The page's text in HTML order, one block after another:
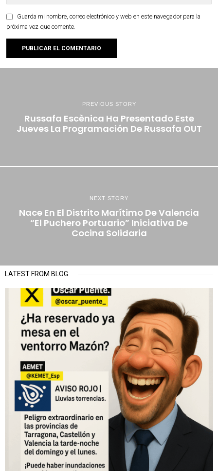
Guarda mi nombre, correo electrónico y web en este navegador para la
próxima vez que comente.
PREVIOUS STORY
Russafa Escènica Ha Presentado Este
Jueves La Programación De Russafa OUT
NEXT STORY
Nace En El Distrito Marítimo De Valencia
“El Puchero Portuario” Iniciativa De
Cocina Solidaria
LATEST FROM BLOG